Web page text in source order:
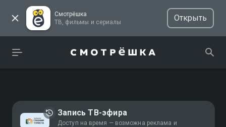
Смотрёшка
ТВ, фильмы и сериалы
Открыть
Запись ТВ-эфира
Доступ на время — возможна реклама и